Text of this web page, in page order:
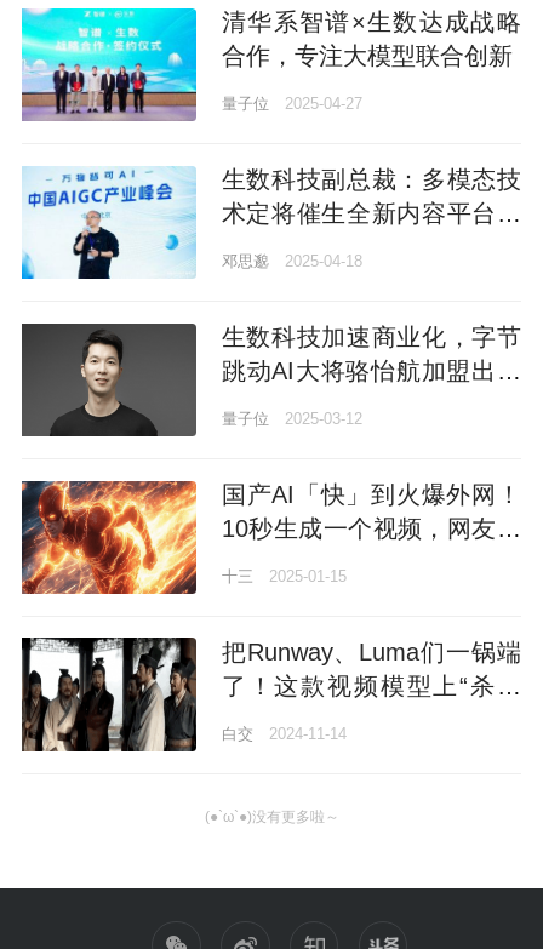
清华系智谱×生数达成战略
合作，专注大模型联合创新
量子位 2025-04-27
生数科技副总裁：多模态技
术定将催生全新内容平台，
实现完全个性化、实时可
邓思邈 2025-04-18
生数科技加速商业化，字节
跳动AI大将骆怡航加盟出任
量子位 2025-03-12
国产AI「快」到火爆外网！
10秒生成一个视频，网友：
我见过最快的AI
十三 2025-01-15
把Runway、Luma们一锅端
了！这款视频模型上“杀手
级”功能：一致性魔咒终于打
白交 2024-11-14
(●`ω`●)没有更多啦～